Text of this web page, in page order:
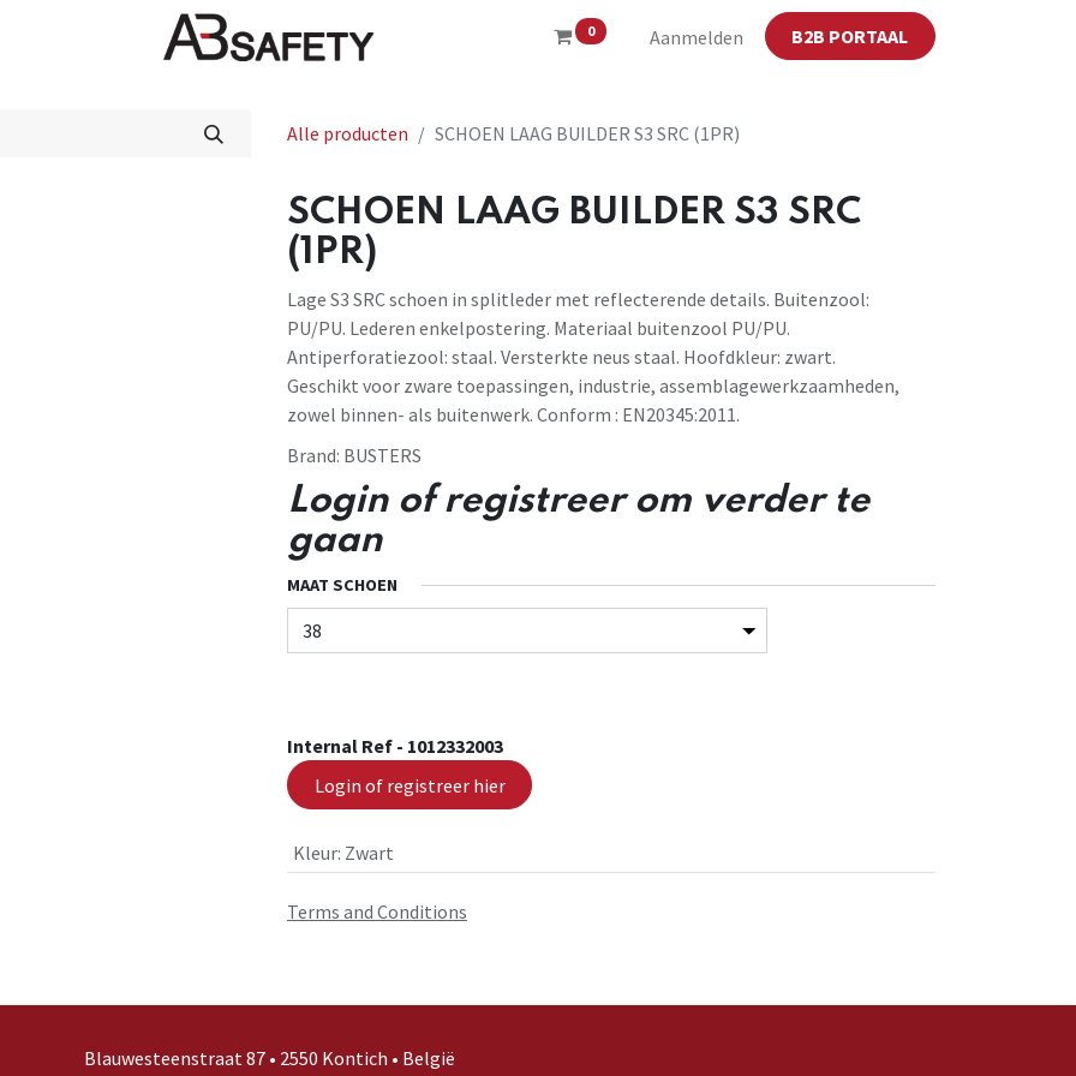
0 Aanmelden B2B PORTAAL
Winkel CE
Alle producten SCHOEN LAAG BUILDER S3 SRC (1PR)
SCHOEN LAAG BUILDER S3 SRC
(1PR)
Lage S3 SRC schoen in splitleder met reflecterende details. Buitenzool:
PU/PU. Lederen enkelpostering. Materiaal buitenzool PU/PU.
Antiperforatiezool: staal. Versterkte neus staal. Hoofdkleur: zwart.
Geschikt voor zware toepassingen, industrie, assemblagewerkzaamheden,
zowel binnen- als buitenwerk. Conform : EN20345:2011.
Brand: BUSTERS
Login of registreer om verder te
gaan
MAAT SCHOEN
Internal Ref - 1012332003
Login of registreer hier
Kleur: Zwart
Terms and Conditions
Blauwesteenstraat 87 • 2550 Kontich • België